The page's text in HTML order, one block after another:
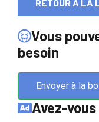
RETOUR À LA
Vous
besoin
Envoyer à la
Avez-vous